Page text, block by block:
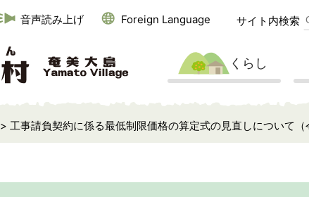
音声読み上げ Foreign Language サイト内検索
くらし
> 工事請負契約に係る最低制限価格の算定式の見直しについて（